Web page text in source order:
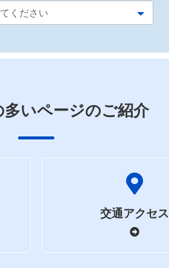
いページのご紹介
交通アクセス